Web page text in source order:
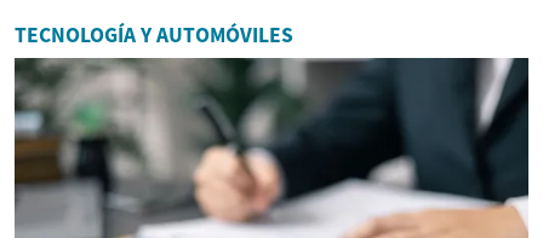
TECNOLOGÍA Y AUTOMÓVILES